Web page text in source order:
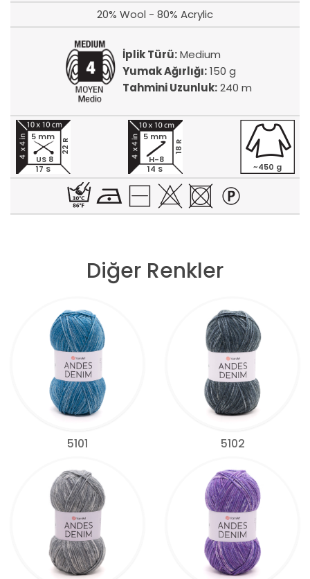
20% Wool - 80% Acrylic
İplik Türü:Medium
Yumak Ağırlığı:150 g
Tahmini Uzunluk:240 m
17 S
22 R
5 mm
US 8
14 S
18 R
5 mm
H-8
~450 g
Diğer Renkler
5101 5102